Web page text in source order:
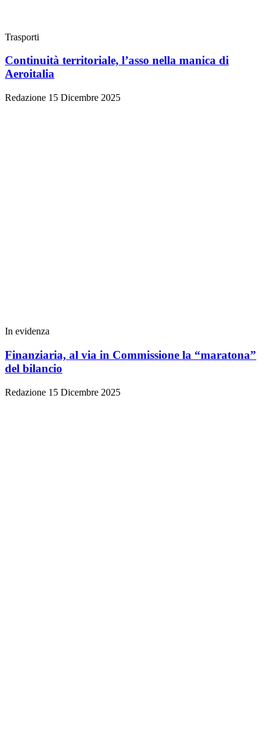
Trasporti
Continuità territoriale, l’asso nella manica di
Aeroitalia
Redazione 15 Dicembre 2025
In evidenza
Finanziaria, al via in Commissione la “maratona”
del bilancio
Redazione 15 Dicembre 2025